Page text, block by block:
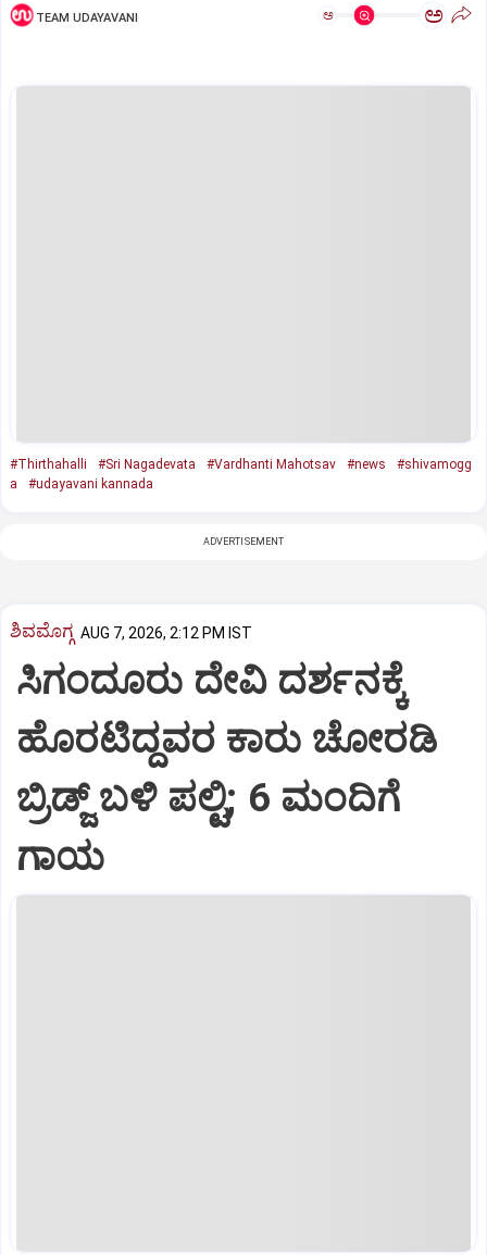
TEAM UDAYAVANI ಅ ಅ
#Thirthahalli #Sri Nagadevata #Vardhanti Mahotsav #news
#shivamogg
a
#udayavani kannada
ADVERTISEMENT
ಶಿವಮೊಗ್ಗ AUG 7, 2026, 2:12 PM IST
ಸಿಗಂದೂರು ದೇವಿ ದರ್ಶನಕ್ಕೆ
ಹೊರಟಿದ್ದವರ ಕಾರು ಚೋರಡಿ
ಬ್ರಿಡ್ಜ್ ಬಳಿ ಪಲ್ಟಿ; 6 ಮಂದಿಗೆ
ಗಾಯ